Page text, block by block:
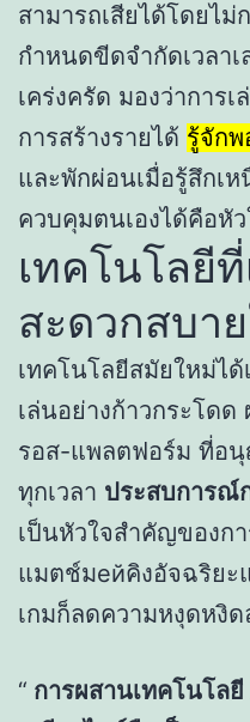
สามารถเสียได้โดยไ
กำหนดขีดจำกัดเวลา
เคร่งครัด มองว่าการ
การสร้างรายได้ รู้จักพ
และพักผ่อนเมื่อรู้สึกเ
ควบคุมตนเองได้คือหั
เทคโนโลยี
สะดวกสบา
เทคโนโลยีสมัยใหม่ไ
เล่นอย่างก้าวกระโด
รอส-แพลตฟอร์ม ที่อนุ
ทุกเวลา ประสบการณ์
เป็นหัวใจสำคัญของก
แมตช์มейคิงอัจฉริยะ
เกมก็ลดความหงุดหงิด
การผสานเทคโนโล